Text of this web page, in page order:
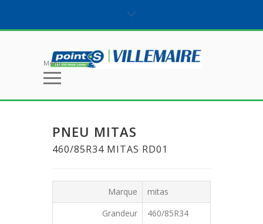
Menu
PNEU MITAS
460/85R34 MITAS RD01
Marque
mitas
Grandeur
460/85R34